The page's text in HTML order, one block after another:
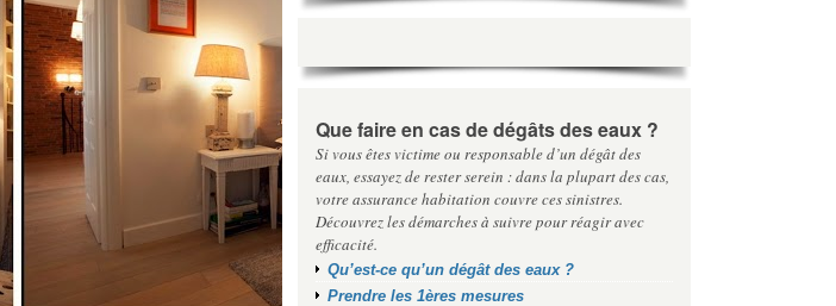
Que faire en cas de dégâts des eaux ?
Si vous êtes victime ou responsable d’un dégât des
eaux, essayez de rester serein : dans la plupart des cas,
votre assurance habitation couvre ces sinistres.
Découvrez les démarches à suivre pour réagir avec
efficacité.
Qu’est-ce qu’un dégât des eaux ?
Prendre les 1ères mesures